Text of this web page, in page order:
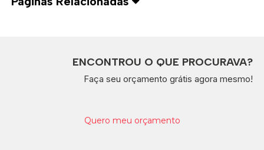
ENCONTROU O QUE PROCURAVA?
Faça seu orçamento grátis agora mesmo!
Quero meu orçamento